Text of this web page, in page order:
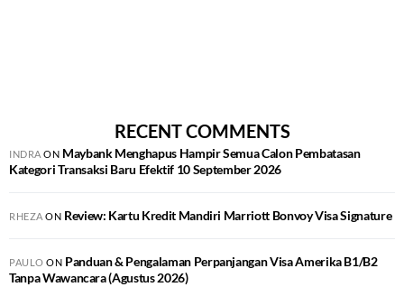
RECENT COMMENTS
INDRA ON Maybank Menghapus Hampir Semua Calon Pembatasan
Kategori Transaksi Baru Efektif 10 September 2026
RHEZA ON Review: Kartu Kredit Mandiri Marriott Bonvoy Visa Signature
PAULO ON Panduan & Pengalaman Perpanjangan Visa Amerika B1/B2
Tanpa Wawancara (Agustus 2026)